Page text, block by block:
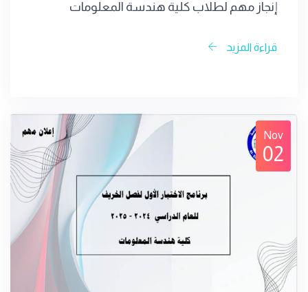
إنجاز مهم لطلاب كلية هندسة المعلومات
قراءة المزيد
Nov
02